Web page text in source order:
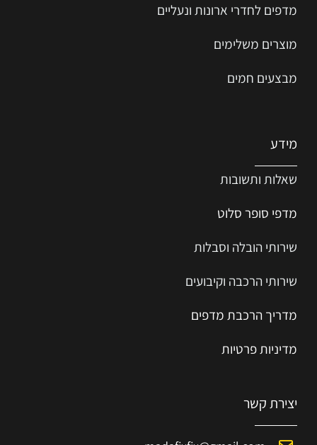
מדפים לחדרי ארונות ונעליים
מוצרים משלימים
מבצעים חמים
מידע
שאלות ותשובות
מדפי סופר סלוט
שירותי הובלה וסבלות
שירותי הרכבה וקיבועים
מדריך הרכבת מדפים
מדיניות פרטיות
יצירת קשר